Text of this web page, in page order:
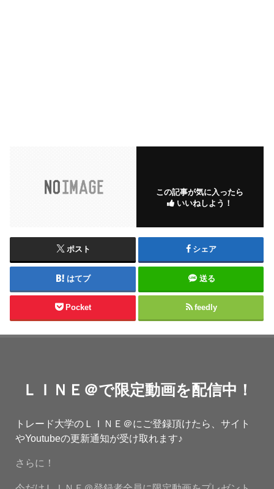
この記事が気に入ったら
いいねしよう！
ポスト シェア
はてブ 送る
Pocket feedly
ＬＩＮＥ＠で限定動画を配信中！
トレード大学のＬＩＮＥ＠にご登録頂けたら、サイト
やYoutubeの更新通知が受け取れます♪
さらに！